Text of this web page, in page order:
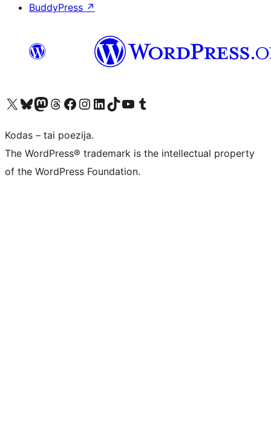
BuddyPress ↗
Visit our X (formerly Twitter) account
Apsilankykite mūsų Bluesky paskyroje
Visit our Mastodon account
Apsilankykite mūsų Threads paskyroje
Visit our Facebook page
Visit our Instagram account
Visit our LinkedIn account
Apsilankykite mūsų TikTok paskyroje
Visit our YouTube channel
Apsilankykite mūsų Tumblr paskyroje
Kodas – tai poezija.
The WordPress® trademark is the intellectual property
of the WordPress Foundation.